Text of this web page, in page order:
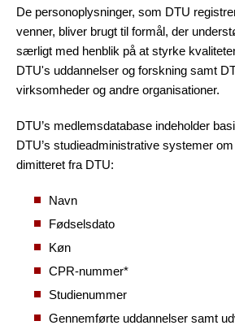
De personoplysninger, som DTU
venner, bliver brugt til formål, der
særligt med henblik på at styrke
DTU's uddannelser og forskning samt
virksomheder og andre organisationer.
DTU’s medlemsdatabase indeholder
DTU’s studieadministrative systemer
dimitteret fra DTU:
Navn
Fødselsdato
Køn
CPR-nummer*
Studienummer
Gennemførte uddannelser samt